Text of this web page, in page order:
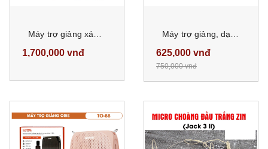
Máy trợ giảng xách tay sunrise SM-351 công suất 45W
1,700,000 vnđ
Máy trợ giảng, dạy học, giảng dạy sunrise LY-045S có bluetooth, usb, TF, AUX
625,000 vnđ
750,000 vnđ